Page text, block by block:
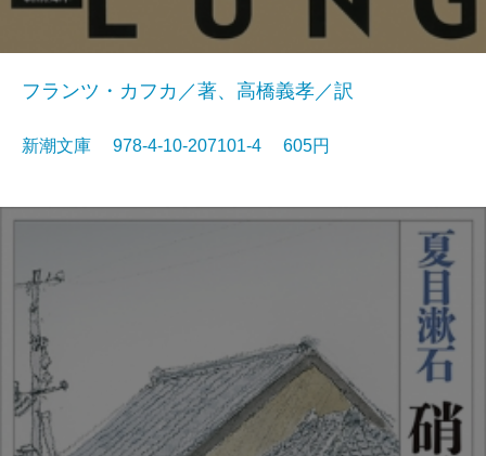
フランツ・カフカ／著、高橋義孝／訳
新潮文庫 978-4-10-207101-4 605円